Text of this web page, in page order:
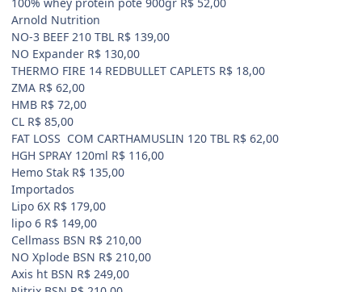
Arnold Nutrition
NO-3 BEEF 210 TBL R$ 139,00
NO Expander R$ 130,00
THERMO FIRE 14 REDBULLET CAPLETS R$ 18,00
ZMA R$ 62,00
HMB R$ 72,00
CL R$ 85,00
FAT LOSS COM CARTHAMUSLIN 120 TBL R$ 62,00
HGH SPRAY 120ml R$ 116,00
Hemo Stak R$ 135,00
Importados
Lipo 6X R$ 179,00
lipo 6 R$ 149,00
Cellmass BSN R$ 210,00
NO Xplode BSN R$ 210,00
Axis ht BSN R$ 249,00